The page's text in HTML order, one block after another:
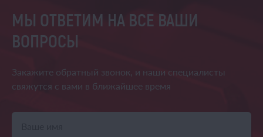
МЫ ОТВЕТИМ НА ВСЕ ВАШИ
ВОПРОСЫ
Закажите обратный звонок, и наши специалисты
свяжутся с вами в ближайшее время